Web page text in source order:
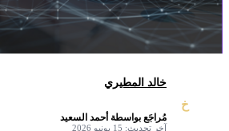
خ
خالد المطيري
مُراجَع بواسطة أحمد السعيد
آخر تحديث: 15 يونيو 2026